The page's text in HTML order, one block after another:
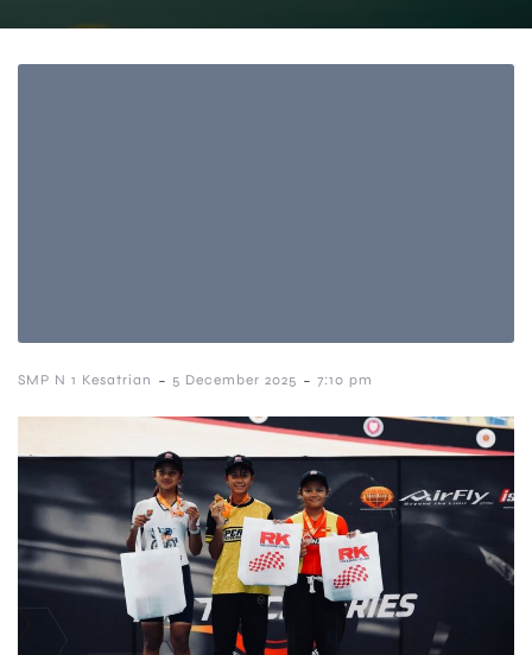
SMP N 1 Kesatrian - 5 December 2025 - 7:10 pm